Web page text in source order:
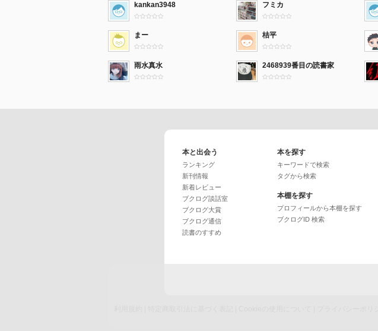
kankan3948 フミカ
まー 桔平
雨水真水 2468939番目の読書家
本と出会う
ランキング
新刊情報
新着レビュー
ブクログ談話室
ブクログ大賞
ブクログ通信
読書のすすめ
本を探す
キーワードで検索
タグから検索
本棚を探す
プロフィールから本棚を探す
ブクログID 検索